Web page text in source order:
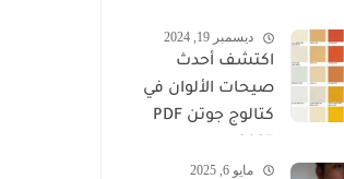
ديسمبر 19, 2024
اكتشف أحدث
صيحات الألوان في
كتالوج جوتن PDF
مايو 6, 2025